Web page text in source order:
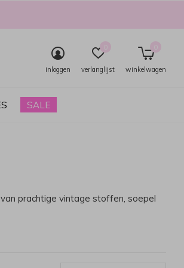
SALE
inloggen verlanglijst
0
winkelwagen
0
prachtige vintage stoffen, soepel